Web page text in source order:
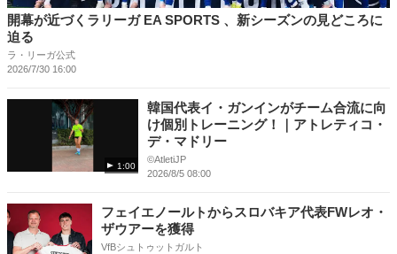
開幕が近づくラリーガ EA SPORTS 、新シーズンの見どころに
迫る
ラ・リーガ公式
2026/7/30 16:00
1:00
韓国代表イ・ガンインがチーム合流に向
け個別トレーニング！｜アトレティコ・
デ・マドリー
©️AtletiJP
2026/8/5 08:00
フェイエノールトからスロバキア代表FWレオ・
ザウアーを獲得
VfBシュトゥットガルト